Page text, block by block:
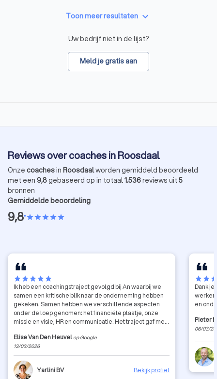
Toon meer resultaten keyboard_arrow_down
Uw bedrijf niet in de lijst?
Meld je gratis aan
Reviews over coaches in Roosdaal
Onze coachesin Roosdaalworden gemiddeld beoordeeld
met een 9,8gebaseerd op in totaal1.536reviews uit 5
bronnen
Gemiddelde beoordeling
9,8•starstarstarstarstar
starstarstarstarstar
Ik heb een coachingstraject gevolgd bij An waarbij we
samen een kritische blik naar de onderneming hebben
gekeken. Samen hebben we verschillende aspecten
onder de loep genomen: het financiële plaatje, onze
missie en visie, HR en communicatie. Het traject gaf me
verder te groeien als bedrijf. De begeleiding was
professioneel, eerlijk en tegelijk heel motiverend.
Zeker een aanrader voor ondernemers die even willen
stilstaan bij hun werking en hun bedrijf naar een hoger
niveau willen tillen.
Elise Van Den Heuvel op Google
13/03/2026
Yarlini BV Bekijk profiel
starstar
Dank
werken
en
Pieter
06/03/